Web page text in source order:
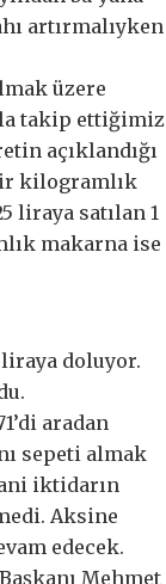
artırmalıyken
üzere
takip ettiğimiz
açıklandığı
kilogramlık
liraya satılan 1
makarna ise
liraya doluyor.
aradan
sepeti almak
iktidarın
Aksine
edecek.
Mehmet